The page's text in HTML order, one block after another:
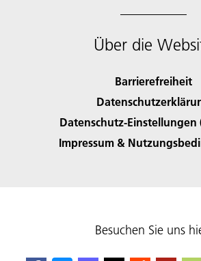
Über die
Barrierefreiheit
Datenschutz-Einstellungen
Impressum &
Besuchen Sie uns